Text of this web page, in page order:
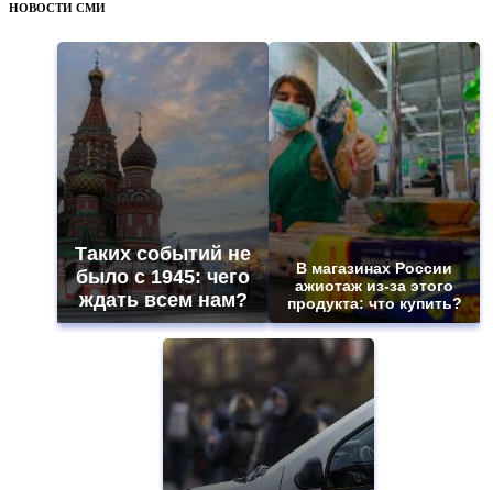
НОВОСТИ СМИ
Таких событий не
было с 1945: чего
ждать всем нам?
В магазинах России
ажиотаж из-за этого
продукта: что купить?